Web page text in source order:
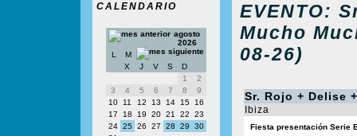
CALENDARIO
agosto
2026
L
M
X
J V S
D
1
2
3
4 5 6 7 8
9
10
11 12 13 14 15
16
17
18 19 20 21 22
23
24 25 26 27 28 29
30
EVENTO:
Mucho
08-26)
Sr. Rojo + Delise
Ibiza
Fiesta presentación Serie